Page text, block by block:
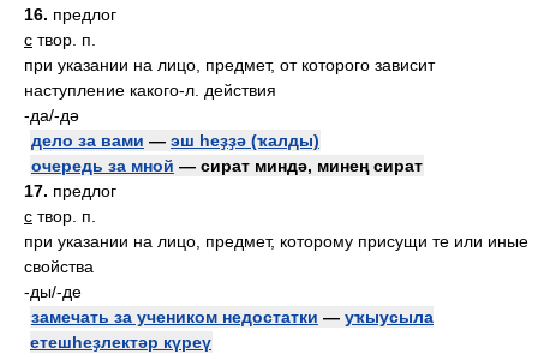
16. предлог
с твор. п.
при указании на лицо, предмет, от которого зависит
наступление какого-л. действия
-да/-дә
дело за вами — эш һеҙҙә (ҡалды)
очередь за мной — сират миндә, минең сират
17. предлог
с твор. п.
при указании на лицо, предмет, которому присущи те или иные
свойства
-ды/-де
замечать за учеником недостатки — уҡыусыла
етешһеҙлектәр күреү